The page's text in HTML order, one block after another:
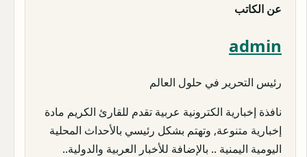
عن الكاتب
admin
رئيس التحرير في حلول العالم
نافذة إخبارية الكترونية عربية تقدم للقارئ الكريم مادة
إخبارية متنوعة, وتهتم بشكل رئيسي بالأحداث المحلية
اليومية اليمنية .. بالإضافة للأخبار العربية والدولية..